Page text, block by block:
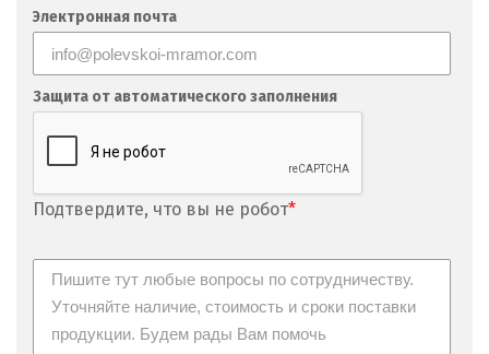
Электронная почта
Защита от автоматического заполнения
Подтвердите, что вы не робот*